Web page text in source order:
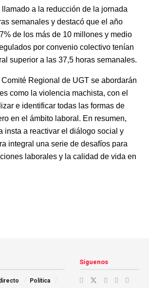
a la reducción de la jornada
semanales y destacó que el año
de los más de 10 millones y medio
por convenio colectivo tenían
superior a las 37,5 horas semanales.
Regional de UGT se abordarán
como la violencia machista, con el
e identificar todas las formas de
en el ámbito laboral. En resumen,
insta a reactivar el diálogo social y
integral una serie de desafíos para
laborales y la calidad de vida en
Política
Síguenos